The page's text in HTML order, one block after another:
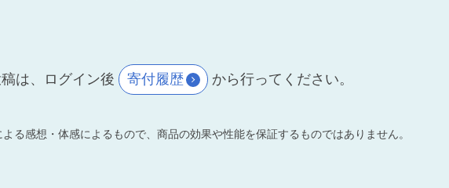
は、ログイン後 寄付履歴 から行ってください。
る感想・体感によるもので、商品の効果や性能を保証するものではありません。